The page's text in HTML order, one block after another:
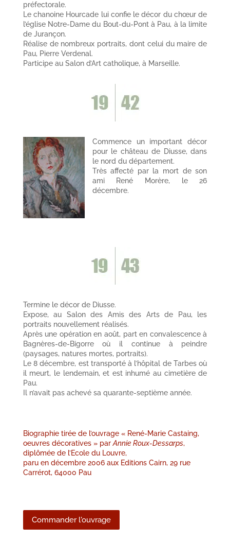
préfectorale.
Le chanoine Hourcade lui confie le décor du chœur de
l’église Notre-Dame du Bout-du-Pont à Pau, à la limite
de Jurançon.
Réalise de nombreux portraits, dont celui du maire de
Pau, Pierre Verdenal.
Participe au Salon d’Art catholique, à Marseille.
Commence un important décor
pour le château de Diusse, dans
le nord du département.
Très affecté par la mort de son
ami René Morère, le 26
décembre.
Termine le décor de Diusse.
Expose, au Salon des Amis des Arts de Pau, les
portraits nouvellement réalisés.
Après une opération en août, part en convalescence à
Bagnères-de-Bigorre où il continue à peindre
(paysages, natures mortes, portraits).
Le 8 décembre, est transporté à l’hôpital de Tarbes où
il meurt, le lendemain, et est inhumé au cimetière de
Pau.
Il n’avait pas achevé sa quarante-septième année.
Biographie tirée de l’ouvrage « René-Marie Castaing,
oeuvres décoratives » parAnnie Roux-Dessarps,
diplômée de l’Ecole du Louvre,
paru en décembre 2006 aux Editions Cairn, 29 rue
Carrérot, 64000 Pau
Commander l'ouvrage